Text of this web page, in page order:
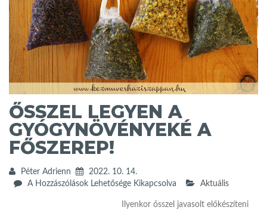
ŐSSZEL LEGYEN A
GYÓGYNÖVÉNYEKÉ A
FŐSZEREP!
Péter Adrienn
2022. 10. 14.
ŐSSZEL
A Hozzászólások Lehetősége Kikapcsolva Aktuális
Ilyenkor ősszel javasolt előkészíteni